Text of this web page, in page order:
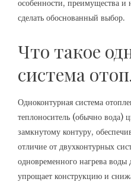
особенности, преимущества и
сделать обоснованный выбор.
Что такое
система
Одноконтурная система
теплоноситель (обычно вода)
замкнутому контуру,
отличие от двухконтурных
одновременного нагрева
упрощает конструкцию и